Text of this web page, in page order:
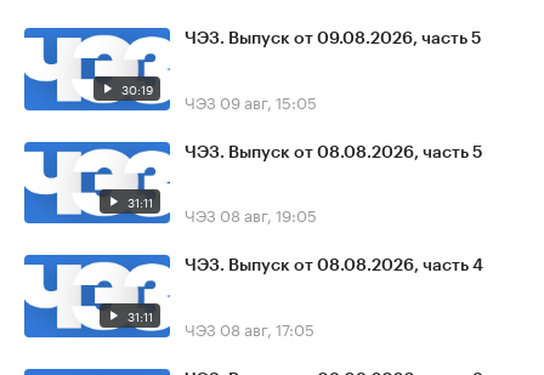
30:19
ЧЭЗ. Выпуск от 09.08.2026, часть 5
ЧЭЗ 09 авг, 15:05
31:11
ЧЭЗ. Выпуск от 08.08.2026, часть 5
ЧЭЗ 08 авг, 19:05
31:11
ЧЭЗ. Выпуск от 08.08.2026, часть 4
ЧЭЗ 08 авг, 17:05